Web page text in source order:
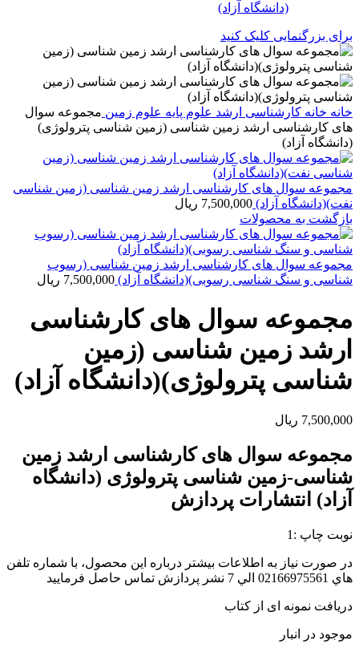
برای بزرگنمایی کلیک کنید
خانه خانه کارشناسی ارشد علوم پایه علوم زمین مجموعه سوال
های کارشناسی ارشد زمین شناسی (زمین شناسی پترولوژی)
(دانشگاه آزاد)
مجموعه سوال های کارشناسی ارشد زمین شناسی (زمین شناسی
نفت)(دانشگاه آزاد) 7,500,000 ریال
بازگشت به محصولات
مجموعه سوال های کارشناسی ارشد زمین شناسی (رسوب
شناسی و سنگ شناسی رسوبی)(دانشگاه آزاد) 7,500,000 ریال
مجموعه سوال های کارشناسی
ارشد زمین شناسی (زمین
شناسی پترولوژی)(دانشگاه آزاد)
7,500,000 ریال
مجموعه سوال های کارشناسی ارشد زمین
شناسی-زمین شناسی پترولوژی (دانشگاه
آزاد) انتشارات پردازش
نوبت چاپ :1
در صورت نياز به اطلاعات بيشتر درباره اين محصول، با شماره تلفن
هاي 02166975561 الي 7 نشر پردازش تماس حاصل فرماييد
دریافت نمونه ای از کتاب
موجود در انبار